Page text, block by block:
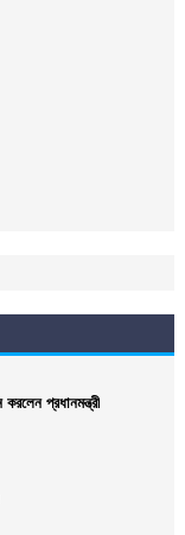
প্রধানমন্ত্রী